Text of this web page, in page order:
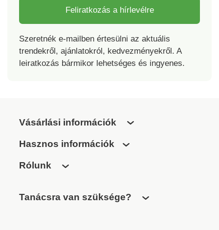
Feliratkozás a hírlevélre
Szeretnék e-mailben értesülni az aktuális
trendekről, ajánlatokról, kedvezményekről. A
leiratkozás bármikor lehetséges és ingyenes.
Vásárlási információk
Hasznos információk
Rólunk
Tanácsra van szüksége?